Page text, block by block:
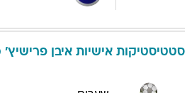
סטטיסטיקות אישיות איבן פרישיץ'